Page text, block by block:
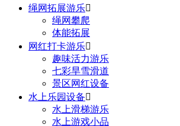
绳网拓展游乐
绳网攀爬
体能拓展
网红打卡游乐
趣味活力游乐
七彩旱雪滑道
景区网红设备
水上乐园设备
水上滑梯游乐
水上游戏小品